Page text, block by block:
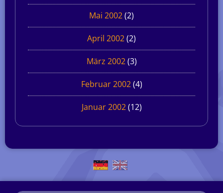
Mai 2002(2)
April 2002(2)
März 2002(3)
Februar 2002(4)
Januar 2002(12)